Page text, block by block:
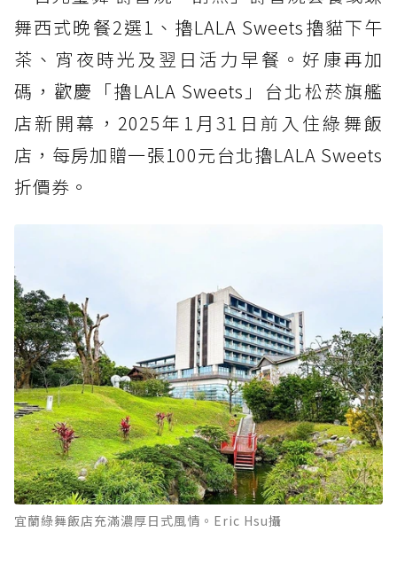
舞西式晚餐2選1、擼LALA Sweets擼貓下午
茶、宵夜時光及翌日活力早餐。好康再加
碼，歡慶「擼LALA Sweets」台北松菸旗艦
店新開幕，2025年1月31日前入住綠舞飯
店，每房加贈一張100元台北擼LALA Sweets
折價券。
宜蘭綠舞飯店充滿濃厚日式風情。Eric Hsu攝